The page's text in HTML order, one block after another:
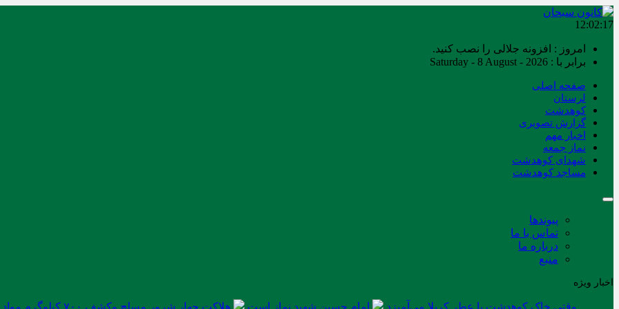
12:02:18
امروز : افزونه جلالی را نصب کنید.
برابر با : Saturday - 8 August - 2026
صفحه اصلی
لرستان
کوهدشت
گزارش تصویری
اخبار مهم
نماز جمعه
شهدای کوهدشت
مساجد کوهدشت
پیوندها
تماس با ما
درباره ما
منبع
اخبار ویژه
وقتی خاک کوهدشت با عطر کربلا می‌آمیزد امام حسین شهید نماز است هلاکت چهار شرور مسلح وکشف ۷۰۰ کیلوگرم مواد مخدر